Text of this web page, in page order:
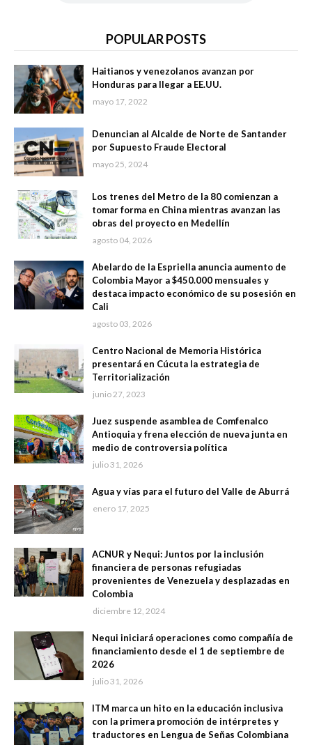
POPULAR POSTS
Haitianos y venezolanos avanzan por
Honduras para llegar a EE.UU.
mayo 17, 2022
Denuncian al Alcalde de Norte de Santander
por Supuesto Fraude Electoral
mayo 25, 2024
Los trenes del Metro de la 80 comienzan a
tomar forma en China mientras avanzan las
obras del proyecto en Medellín
agosto 04, 2026
Abelardo de la Espriella anuncia aumento de
Colombia Mayor a $450.000 mensuales y
destaca impacto económico de su posesión en
Cali
agosto 03, 2026
Centro Nacional de Memoria Histórica
presentará en Cúcuta la estrategia de
Territorialización
junio 27, 2023
Juez suspende asamblea de Comfenalco
Antioquia y frena elección de nueva junta en
medio de controversia política
julio 31, 2026
Agua y vías para el futuro del Valle de Aburrá
enero 17, 2025
ACNUR y Nequi: Juntos por la inclusión
financiera de personas refugiadas
provenientes de Venezuela y desplazadas en
Colombia
diciembre 12, 2024
Nequi iniciará operaciones como compañía de
financiamiento desde el 1 de septiembre de
2026
julio 31, 2026
ITM marca un hito en la educación inclusiva
con la primera promoción de intérpretes y
traductores en Lengua de Señas Colombiana